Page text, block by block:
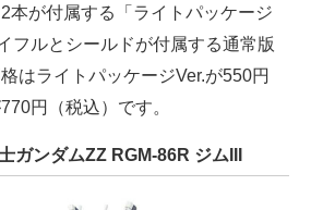
本が付属する「ライトパッケージ
フルとシールドが付属する通常版
はライトパッケージVer.が550円
円（税込）です。
ガンダムZZ RGM-86R ジムIII